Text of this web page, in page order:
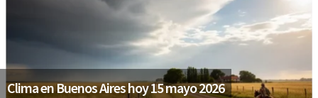
Clima en Buenos Aires hoy 15 mayo 2026